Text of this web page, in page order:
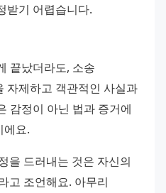
받기 어렵습니다.
끝났더라도, 소송
자제하고 객관적인 사실과
감정이 아닌 법과 증거에
에요.
을 드러내는 것은 자신의
고 조언해요. 아무리